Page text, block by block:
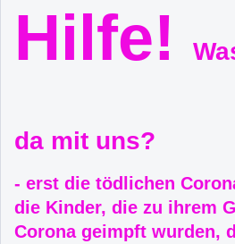
Hilfe!
da mit uns?
- erst die tödlichen
die Kinder, die zu ihrem
Corona geimpft wurden,